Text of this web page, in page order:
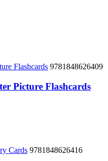
9781848626409
Picture Flashcards
9781848626416